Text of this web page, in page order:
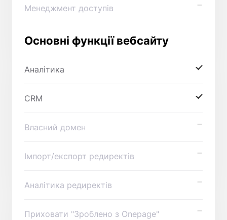
Менеджмент доступів
Основні функції вебсайту
Аналітика
CRM
Власний домен
Імпорт/експорт редиректів
Аналітика редиректів
Приховати "Зроблено з Onepage"